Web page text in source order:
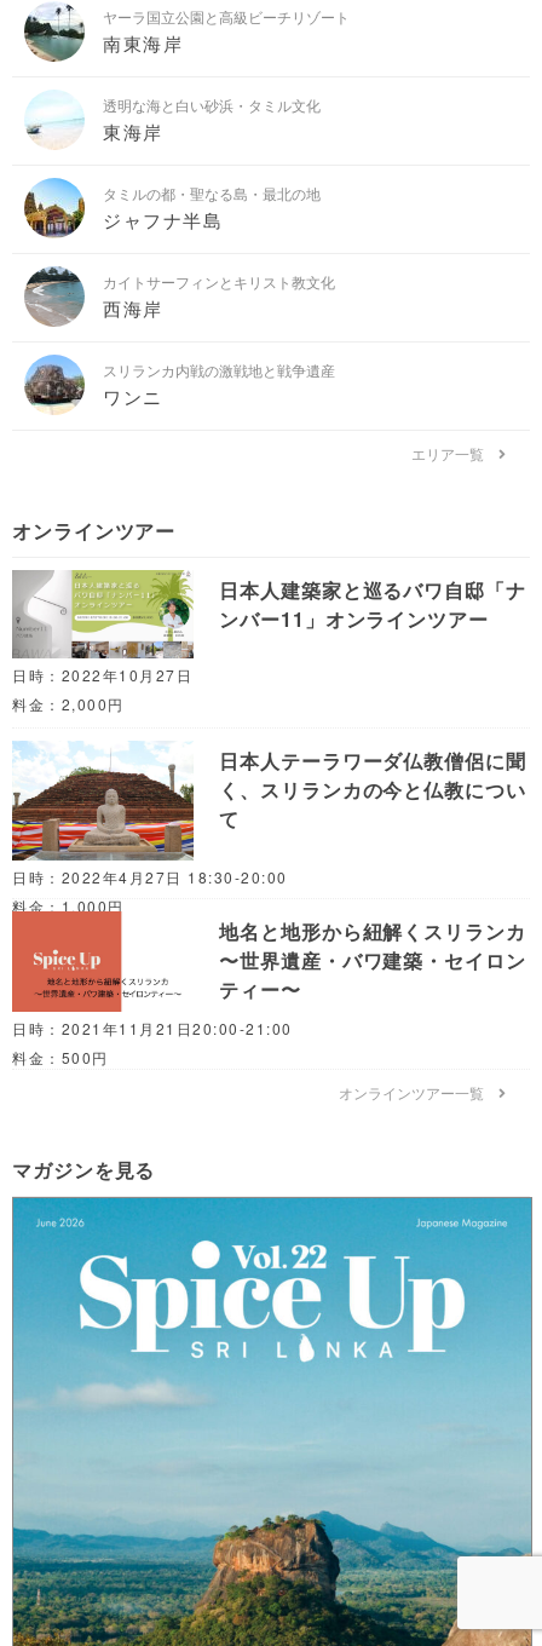
ヤーラ国立公園と高級ビーチリゾート
南東海岸
透明な海と白い砂浜・タミル文化
東海岸
タミルの都・聖なる島・最北の地
ジャフナ半島
カイトサーフィンとキリスト教文化
西海岸
スリランカ内戦の激戦地と戦争遺産
ワンニ
エリア一覧
オンラインツアー
日本人建築家と巡るバワ自邸「ナ
ンバー11」オンラインツアー
日時：2022年10月27日
料金：2,000円
日本人テーラワーダ仏教僧侶に聞
く、スリランカの今と仏教につい
て
日時：2022年4月27日 18:30-20:00
料金：1,000円
地名と地形から紐解くスリランカ
〜世界遺産・バワ建築・セイロン
ティー〜
日時：2021年11月21日20:00-21:00
料金：500円
オンラインツアー一覧
マガジンを見る